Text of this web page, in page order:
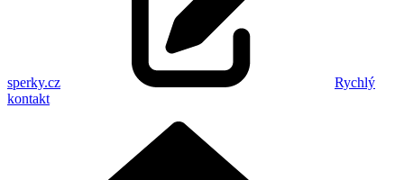
sperky.cz
Rychlý
kontakt